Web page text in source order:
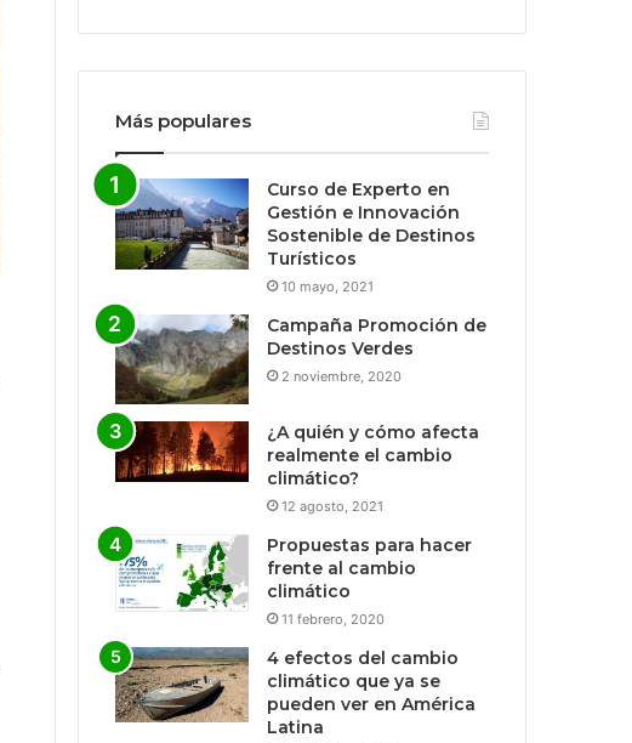
Más populares
Curso de Experto en
Gestión e Innovación
Sostenible de Destinos
Turísticos
10 mayo, 2021
Campaña Promoción de
Destinos Verdes
2 noviembre, 2020
¿A quién y cómo afecta
realmente el cambio
climático?
12 agosto, 2021
Propuestas para hacer
frente al cambio
climático
11 febrero, 2020
4 efectos del cambio
climático que ya se
pueden ver en América
Latina